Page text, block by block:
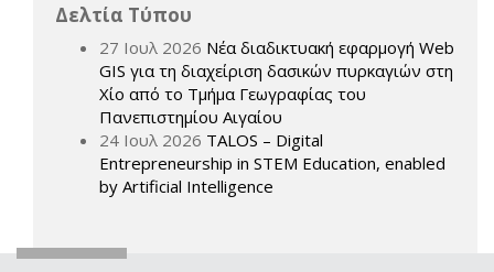
Δελτία Τύπου
27 Ιουλ 2026 Νέα διαδικτυακή εφαρμογή Web
GIS για τη διαχείριση δασικών πυρκαγιών στη
Χίο από το Τμήμα Γεωγραφίας του
Πανεπιστημίου Αιγαίου
24 Ιουλ 2026 TALOS – Digital
Entrepreneurship in STEM Education, enabled
by Artificial Intelligence